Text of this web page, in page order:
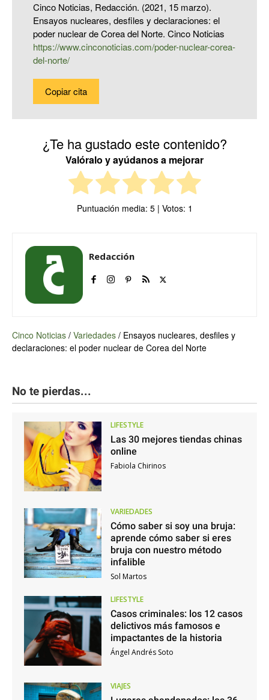
Cinco Noticias, Redacción. (2021, 15 marzo).
Ensayos nucleares, desfiles y declaraciones: el
poder nuclear de Corea del Norte. Cinco Noticias
https://www.cinconoticias.com/poder-nuclear-corea-
del-norte/
Copiar cita
¿Te ha gustado este contenido?
Valóralo y ayúdanos a mejorar
Puntuación media: 5| Votos: 1
Redacción
Cinco Noticias / Variedades / Ensayos nucleares, desfiles y
declaraciones: el poder nuclear de Corea del Norte
No te pierdas...
LIFESTYLE
Las 30 mejores tiendas chinas
online
Fabiola Chirinos
VARIEDADES
Cómo saber si soy una bruja:
aprende cómo saber si eres
bruja con nuestro método
infalible
Sol Martos
LIFESTYLE
Casos criminales: los 12 casos
delictivos más famosos e
impactantes de la historia
Ángel Andrés Soto
VIAJES